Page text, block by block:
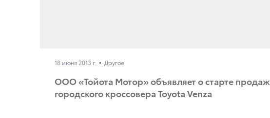
18 июня 2013 г. Другое
ООО «Тойота Мотор» объявляет о старте продаж
городского кроссовера Toyota Venza